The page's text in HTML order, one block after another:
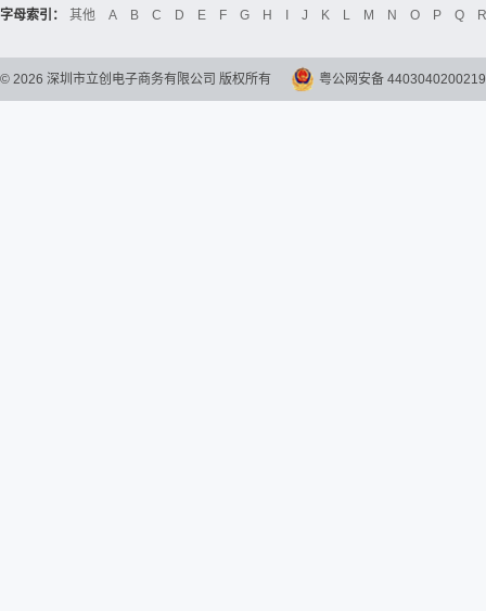
立创电子设计大赛
立创开源硬件
字母索引： 其他 A B C D E F G H J K L M N O P Q R
© 2026 深圳市立创电子商务有限公司 版权所有 粤公网安备